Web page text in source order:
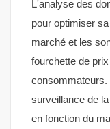
L'analyse des
pour optimiser
marché et les
fourchette de
consommateurs.
surveillance de
en fonction du